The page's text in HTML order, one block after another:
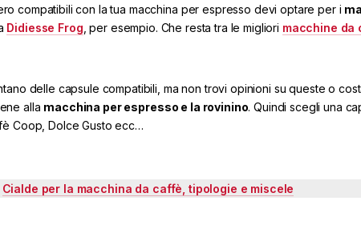
compatibili con la tua macchina per espresso devi optare per i
Didiesse Frog , per esempio. Che resta tra le migliori macchine da
delle capsule compatibili, ma non trovi opinioni su queste o
alla macchina per espresso e la rovinino. Quindi scegli una
Coop, Dolce Gusto ecc…
Cialde per la macchina da caffè, tipologie e miscele